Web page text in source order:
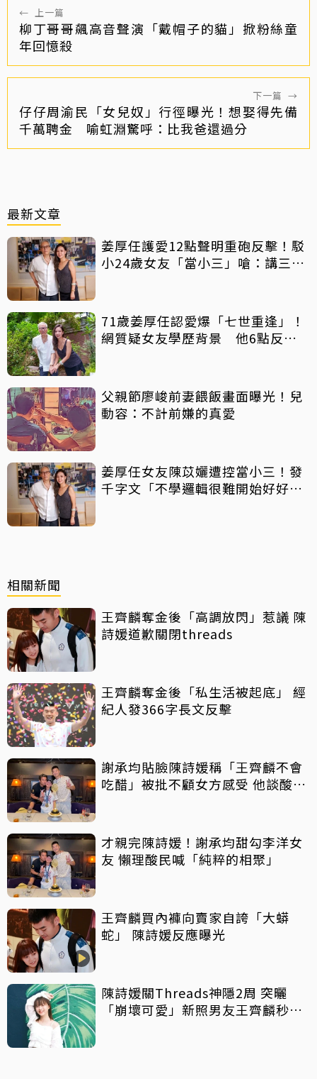
← 上一篇
柳丁哥哥飆高音聲演「戴帽子的貓」掀粉絲童
年回憶殺
下一篇 →
仔仔周渝民「女兒奴」行徑曝光！想娶得先備
千萬聘金 喻虹淵驚呼：比我爸還過分
最新文章
姜厚任護愛12點聲明重砲反擊！駁
小24歲女友「當小三」嗆：講三
71歲姜厚任認愛爆「七世重逢」！
網質疑女友學歷背景 他6點反
父親節廖峻前妻餵飯畫面曝光！兒
動容：不計前嫌的真愛
姜厚任女友陳苡孋遭控當小三！發
千字文「不學邏輯很難開始好好
相關新聞
王齊麟奪金後「高調放閃」惹議 陳
詩媛道歉關閉threads
王齊麟奪金後「私生活被起底」 經
紀人發366字長文反擊
謝承均貼臉陳詩媛稱「王齊麟不會
吃醋」被批不顧女方感受 他談酸言
才親完陳詩媛！謝承均甜勾李洋女
友 懶理酸民喊「純粹的相聚」
王齊麟買內褲向賣家自誇「大蟒
蛇」 陳詩媛反應曝光
陳詩媛關Threads神隱2周 突曬
「崩壞可愛」新照男友王齊麟秒留